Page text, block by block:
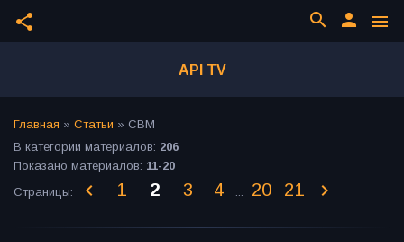
share menu
person
search
API TV
Главная » Статьи » СВМ
В категории материалов: 206
Показано материалов: 11-20
Страницы: 1 2 3 4 ... 20 21